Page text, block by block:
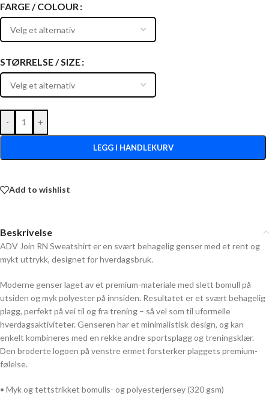
FARGE / COLOUR
STØRRELSE / SIZE
- +
LEGG I HANDLEKURV
Add to wishlist
Beskrivelse
ADV Join RN Sweatshirt er en svært behagelig genser med et rent og
mykt uttrykk, designet for hverdagsbruk.
Moderne genser laget av et premium-materiale med slett bomull på
utsiden og myk polyester på innsiden. Resultatet er et svært behagelig
plagg, perfekt på vei til og fra trening – så vel som til uformelle
hverdagsaktiviteter. Genseren har et minimalistisk design, og kan
enkelt kombineres med en rekke andre sportsplagg og treningsklær.
Den broderte logoen på venstre ermet forsterker plaggets premium-
følelse.
• Myk og tettstrikket bomulls- og polyesterjersey (320 gsm)